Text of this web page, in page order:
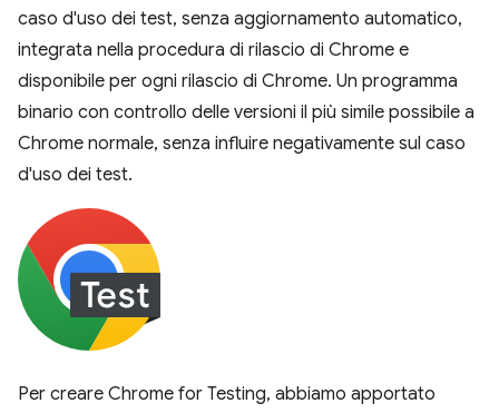
caso d'uso dei test, senza aggiornamento automatico,
integrata nella procedura di rilascio di Chrome e
disponibile per ogni rilascio di Chrome. Un programma
binario con controllo delle versioni il più simile possibile a
Chrome normale, senza influire negativamente sul caso
d'uso dei test.
Per creare Chrome for Testing, abbiamo apportato